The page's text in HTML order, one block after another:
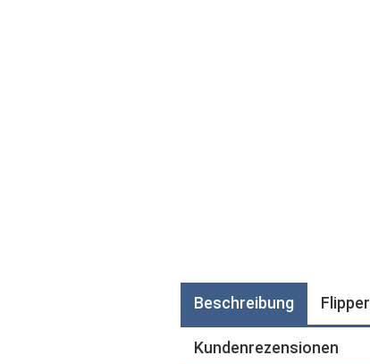
Beschreibung Flipper
Kundenrezensionen